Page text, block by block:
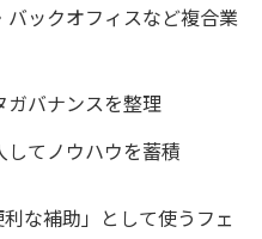
ックオフィスなど複合業
バナンスを整理
てノウハウを蓄積
な補助」として使うフェ